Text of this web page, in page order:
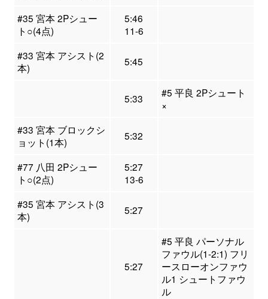
#35 宮本 2Pシュー
ト○(4点)
5:46
11-6
#33 宮本 アシスト(2
本)
5:45
5:33
#5 平良 2Pシュート
×
#33 宮本 ブロックシ
ョット(1本)
5:32
#77 八田 2Pシュー
ト○(2点)
5:27
13-6
#35 宮本 アシスト(3
本)
5:27
5:27
#5 平良 パーソナル
ファウル(1-2:1) フリ
ースローオンファウ
ル1 シュートファウ
ル